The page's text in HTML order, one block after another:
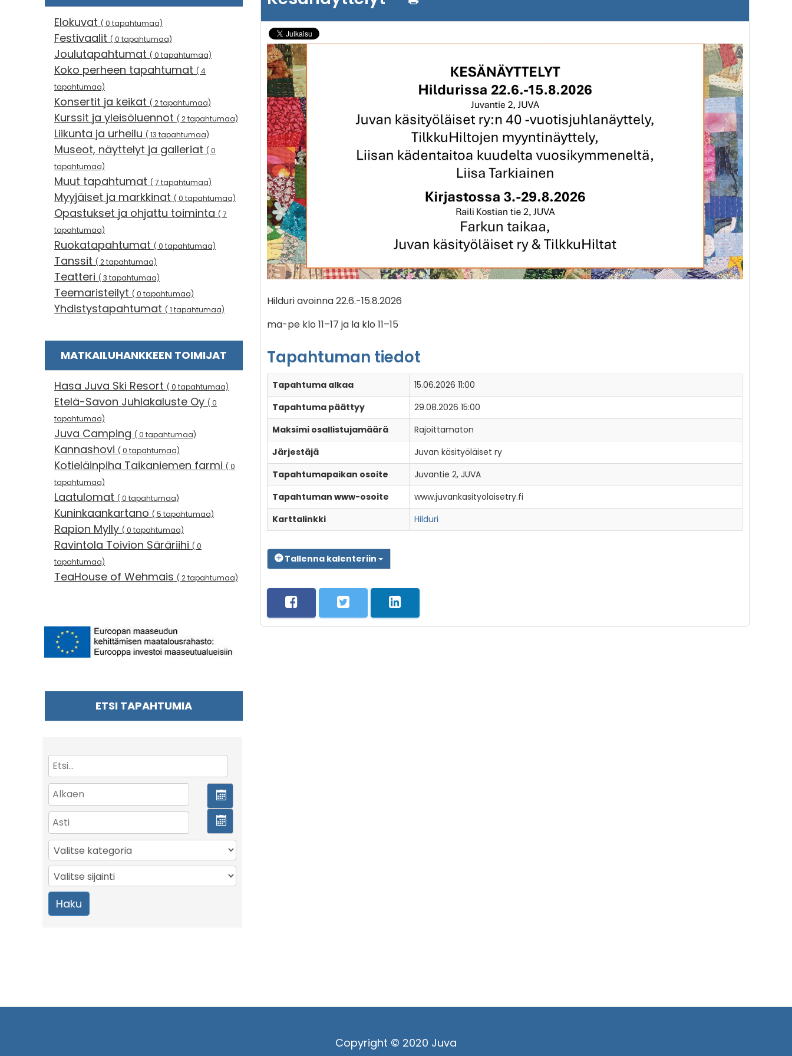
Elokuvat ( 0 tapahtumaa)
Festivaalit ( 0 tapahtumaa)
Joulutapahtumat ( 0 tapahtumaa)
Koko perheen tapahtumat ( 4
tapahtumaa)
Konsertit ja keikat ( 2 tapahtumaa)
Kurssit ja yleisöluennot ( 2 tapahtumaa)
Liikunta ja urheilu ( 13 tapahtumaa)
Museot, näyttelyt ja galleriat ( 0
tapahtumaa)
Muut tapahtumat ( 7 tapahtumaa)
Myyjäiset ja markkinat ( 0 tapahtumaa)
Opastukset ja ohjattu toiminta ( 7
tapahtumaa)
Ruokatapahtumat ( 0 tapahtumaa)
Tanssit ( 2 tapahtumaa)
Teatteri ( 3 tapahtumaa)
Teemaristeilyt ( 0 tapahtumaa)
Yhdistystapahtumat ( 1 tapahtumaa)
MATKAILUHANKKEEN TOIMIJAT
Hasa Juva Ski Resort ( 0 tapahtumaa)
Etelä-Savon Juhlakaluste Oy ( 0
tapahtumaa)
Juva Camping ( 0 tapahtumaa)
Kannashovi ( 0 tapahtumaa)
Kotieläinpiha Taikaniemen farmi ( 0
tapahtumaa)
Laatulomat ( 0 tapahtumaa)
Kuninkaankartano ( 5 tapahtumaa)
Rapion Mylly ( 0 tapahtumaa)
Ravintola Toivion Säräriihi ( 0
tapahtumaa)
TeaHouse of Wehmais ( 2 tapahtumaa)
ETSI TAPAHTUMIA
Hilduri avoinna 22.6.-15.8.2026
ma-pe klo 11–17 ja la klo 11–15
Tapahtuman tiedot
Tapahtuma alkaa
15.06.2026 11:00
Tapahtuma päättyy
29.08.2026 15:00
Maksimi osallistujamäärä
Rajoittamaton
Järjestäjä
Juvan käsityöläiset ry
Tapahtumapaikan osoite
Juvantie 2, JUVA
Tapahtuman www-osoite
www.juvankasityolaisetry.fi
Karttalinkki
Hilduri
Tallenna kalenteriin
Copyright © 2020 Juva